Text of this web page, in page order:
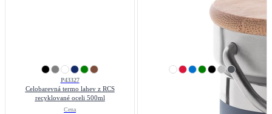
P43327
Celobarevná termo lahev z RCS
recyklované oceli 500ml
Cena